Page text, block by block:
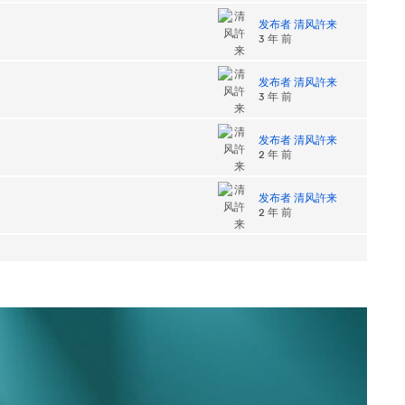
发布者 清风許来
3 年 前
发布者 清风許来
3 年 前
发布者 清风許来
2 年 前
发布者 清风許来
2 年 前